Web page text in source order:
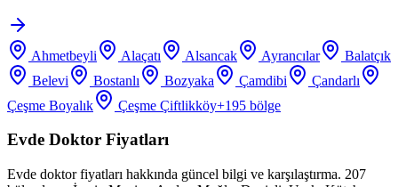
Ahmetbeyli Alaçatı Alsancak Ayrancılar
Balatçık
Belevi
Bostanlı Bozyaka Çamdibi
Çandarlı
Çeşme Boyalık
Çeşme Çiftlikköy+195 bölge
Evde Doktor Fiyatları
Evde doktor fiyatları hakkında güncel bilgi ve karşılaştırma. 207